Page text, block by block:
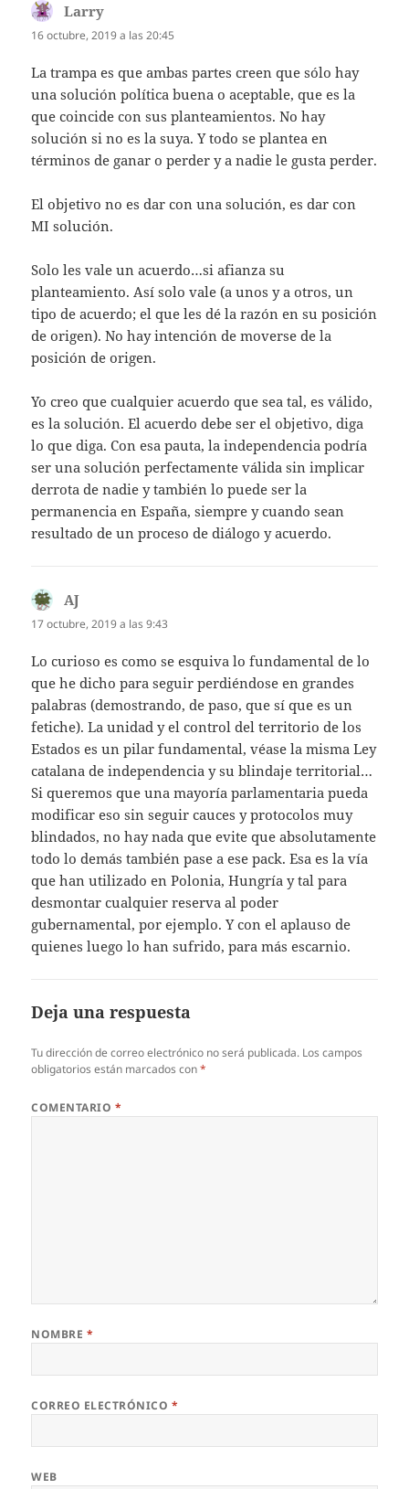
Larry
16 octubre, 2019 a las 20:45
La trampa es que ambas partes creen que sólo hay
una solución política buena o aceptable, que es la
que coincide con sus planteamientos. No hay
solución si no es la suya. Y todo se plantea en
términos de ganar o perder y a nadie le gusta perder.
El objetivo no es dar con una solución, es dar con
MI solución.
Solo les vale un acuerdo…si afianza su
planteamiento. Así solo vale (a unos y a otros, un
tipo de acuerdo; el que les dé la razón en su posición
de origen). No hay intención de moverse de la
posición de origen.
Yo creo que cualquier acuerdo que sea tal, es válido,
es la solución. El acuerdo debe ser el objetivo, diga
lo que diga. Con esa pauta, la independencia podría
ser una solución perfectamente válida sin implicar
derrota de nadie y también lo puede ser la
permanencia en España, siempre y cuando sean
resultado de un proceso de diálogo y acuerdo.
AJ
17 octubre, 2019 a las 9:43
Lo curioso es como se esquiva lo fundamental de lo
que he dicho para seguir perdiéndose en grandes
palabras (demostrando, de paso, que sí que es un
fetiche). La unidad y el control del territorio de los
Estados es un pilar fundamental, véase la misma Ley
catalana de independencia y su blindaje territorial…
Si queremos que una mayoría parlamentaria pueda
modificar eso sin seguir cauces y protocolos muy
blindados, no hay nada que evite que absolutamente
todo lo demás también pase a ese pack. Esa es la vía
que han utilizado en Polonia, Hungría y tal para
desmontar cualquier reserva al poder
gubernamental, por ejemplo. Y con el aplauso de
quienes luego lo han sufrido, para más escarnio.
Deja una respuesta
Tu dirección de correo electrónico no será publicada. Los campos
obligatorios están marcados con*
COMENTARIO *
NOMBRE *
CORREO ELECTRÓNICO *
WEB